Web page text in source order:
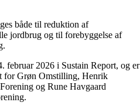
både til reduktion af
jordbrug og til forebyggelse af
februar 2026 i Sustain Report, og er
for Grøn Omstilling, Henrik
og Rune Havgaard